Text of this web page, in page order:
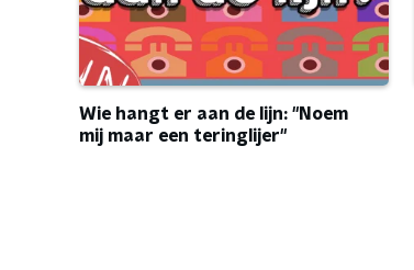
Wie hangt er aan de lijn: "Noem
mij maar een teringlijer"